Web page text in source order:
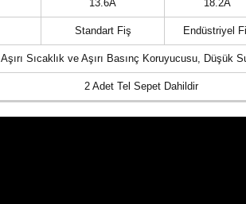
13.6A 18.2A
Standart Fiş Endüstriyel
Aşırı Sıcaklık ve Aşırı Basınç Koruyucusu, Düşük
2 Adet Tel Sepet Dahildir